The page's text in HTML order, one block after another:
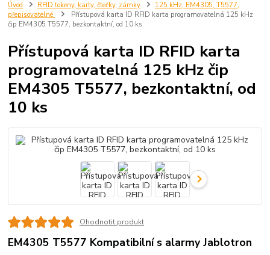
Úvod RFID tokeny, karty, čtečky, zámky
125 kHz, EM4305, T5577,
přepisovatelné
Přístupová karta ID RFID karta programovatelná 125 kHz
čip EM4305 T5577, bezkontaktní, od 10 ks
Přístupová karta ID RFID karta
programovatelná 125 kHz čip
EM4305 T5577, bezkontaktní, od
10 ks
Ohodnotit produkt
EM4305 T5577 Kompatibilní s alarmy Jablotron